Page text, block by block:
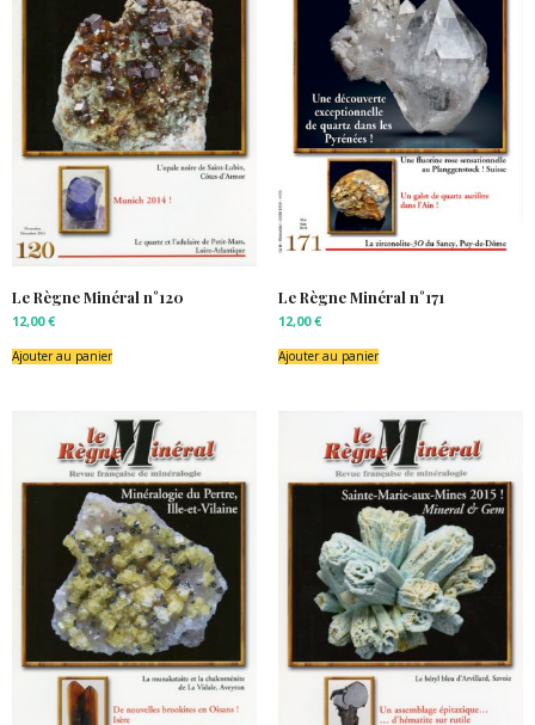
Le Règne Minéral n°120
12,00€
Ajouter au panier
Le Règne Minéral n°171
12,00€
Ajouter au panier